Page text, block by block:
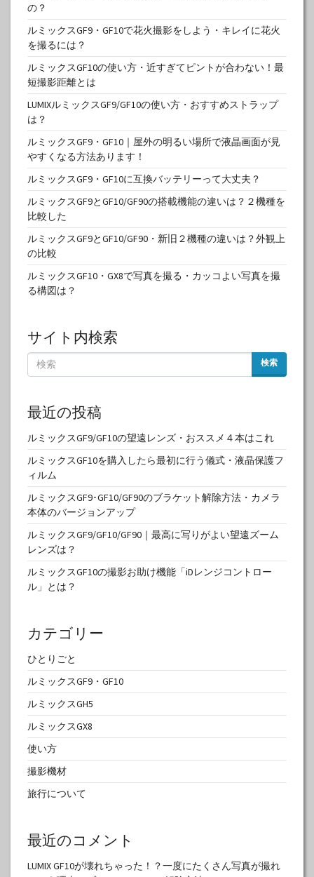
の？
ルミックスGF9・GF10で花火撮影をしよう・キレイに花火
を撮るには？
ルミックスGF10の使い方・近すぎてピントが合わない！最
短撮影距離とは
LUMIXルミックスGF9/GF10の使い方・おすすめストラップ
は？
ルミックスGF9・GF10｜屋外の明るい場所で液晶画面が見
やすくなる方法あります！
ルミックスGF9・GF10に互換バッテリーって大丈夫？
ルミックスGF9とGF10/GF90の搭載機能の違いは？２機種を
比較した
ルミックスGF9とGF10/GF90・新旧２機種の違いは？外観上
の比較
ルミックスGF10・GX8で写真を撮る・カッコよい写真を撮
る構図は？
サイト内検索
検索
最近の投稿
ルミックスGF9/GF10の望遠レンズ・おススメ４本はこれ
ルミックスGF10を購入したら最初に行う儀式・液晶保護フ
ィルム
ルミックスGF9･GF10/GF90のブラケット解除方法・カメラ
本体のバージョンアップ
ルミックスGF9/GF10/GF90｜最高に写りがよい望遠ズーム
レンズは？
ルミックスGF10の撮影お助け機能「iDレンジコントロー
ル」とは？
カテゴリー
ひとりごと
ルミックスGF9・GF10
ルミックスGH5
ルミックスGX8
使い方
撮影機材
旅行について
最近のコメント
LUMIX GF10が壊れちゃった！？一度にたくさん写真が撮れ